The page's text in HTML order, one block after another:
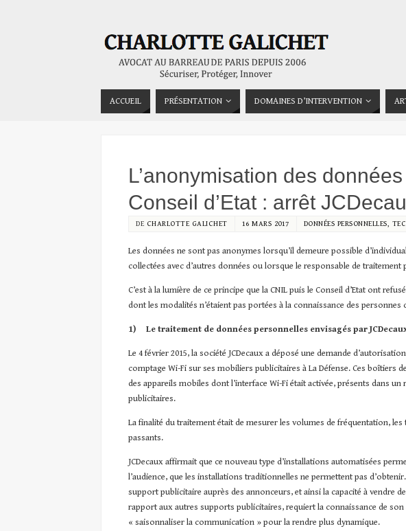
ACCUEIL PRÉSENTATION DOMAINES D’INTERVENTION
L’anonymisation des
Conseil d’Etat : arrêt
DE CHARLOTTE GALICHET 16 MARS 2017 DONNÉES PERSONNELLES,
Les données ne sont pas anonymes lorsqu’il demeure possible
collectées avec d’autres données ou lorsque le responsable de traitement
C’est à la lumière de ce principe que la CNIL puis le Conseil d’Etat ont
dont les modalités n’étaient pas portées à la connaissance des personnes
1) Le traitement de données personnelles envisagés par
Le 4 février 2015, la société JCDecaux a déposé une demande
comptage Wi-Fi sur ses mobiliers publicitaires à La Défense. Ces boîtiers
des appareils mobiles dont l’interface Wi-Fi était activée, présents dans
publicitaires.
La finalité du traitement était de mesurer les volumes de fréquentation,
passants.
JCDecaux affirmait que ce nouveau type d’installations automatisées
l’audience, que les installations traditionnelles ne permettent pas
support publicitaire auprès des annonceurs, et ainsi la capacité à vendre
rapport aux autres supports publicitaires, requiert la connaissance de son
« saisonnaliser la communication » pour la rendre plus dynamique.